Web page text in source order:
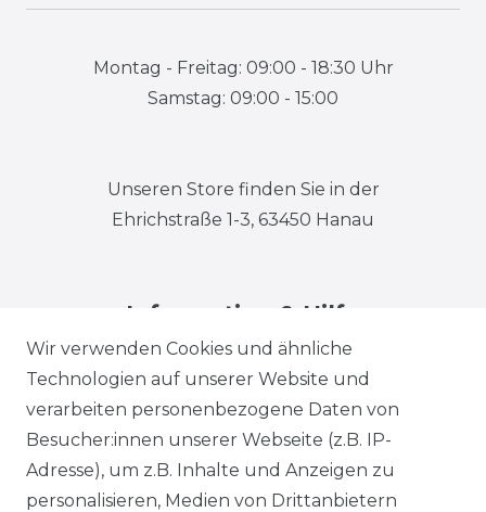
Wir verwenden Cookies und ähnliche
Technologien auf unserer Website und
verarbeiten personenbezogene Daten von
Besucher:innen unserer Webseite (z.B. IP-
Adresse), um z.B. Inhalte und Anzeigen zu
personalisieren, Medien von Drittanbietern
Montag - Freitag: 09:00 - 18:30 Uhr
Samstag: 09:00 - 15:00
Unseren Store finden Sie in der
Ehrichstraße 1-3, 63450 Hanau
Information & Hilfe
Impressum Daten­schutz­erklärung